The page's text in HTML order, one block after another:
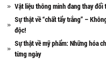
Vật liệu thông minh đang thay đổi
Sự thật về “chất tẩy trắng” –
độc!
Sự thật về mỹ phẩm: Những hóa
từng ngày